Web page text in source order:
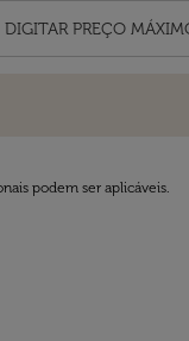
podem ser aplicáveis.